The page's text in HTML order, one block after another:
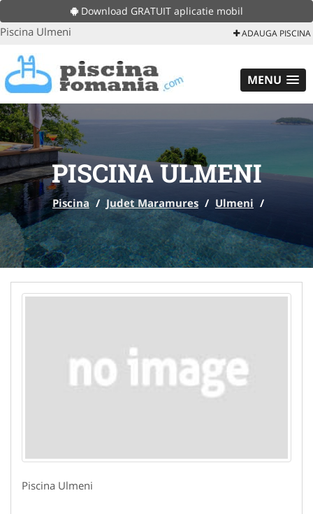
Download GRATUIT aplicatie mobil
Piscina Ulmeni ADAUGA PISCINA
MENU
PISCINA ULMENI
Piscina / Judet Maramures / Ulmeni /
Piscina Ulmeni